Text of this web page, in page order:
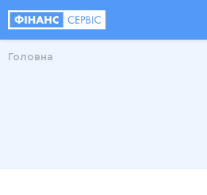
Головна